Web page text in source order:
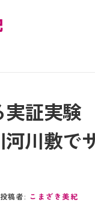
実証実
川敷で
投稿者: こまざき美紀